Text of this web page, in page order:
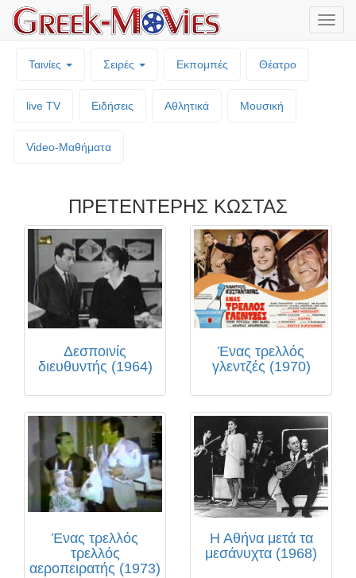
Ταινίες Σειρές Εκπομπές Θέατρο
live TV Ειδήσεις Αθλητικά Μουσική
Video-Mαθήματα
ΠΡΕΤΕΝΤΕΡΗΣ ΚΩΣΤΑΣ
Δεσποινίς
διευθυντής (1964)
Ένας τρελλός
γλεντζές (1970)
Ένας τρελλός
τρελλός
αεροπειρατής (1973)
Η Αθήνα μετά τα
μεσάνυχτα (1968)